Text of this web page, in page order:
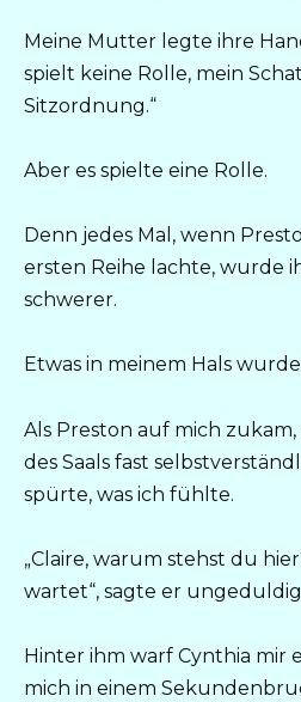
Meine Mutter legte ihre
spielt keine Rolle, mein
Sitzordnung.“
Aber es spielte eine Rolle.
Denn jedes Mal, wenn
ersten Reihe lachte, wurde
schwerer.
Etwas in meinem Hals
Als Preston auf mich
des Saals fast
spürte, was ich fühlte.
„Claire, warum stehst du
wartet“, sagte er
Hinter ihm warf Cynthia mir
mich in einem